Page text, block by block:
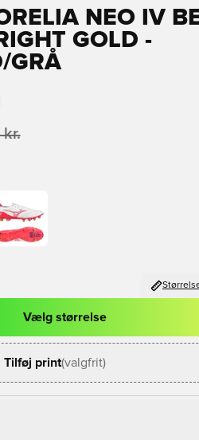
NEO IV
GOLD -
GRÅ
kr.
ind eller tilmelde dig som
Vælg størrelse
Tilføj print(valgfrit)